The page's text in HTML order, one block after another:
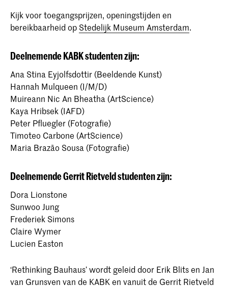
Kijk voor toegangsprijzen, openingstijden en
bereikbaarheid op Stedelijk Museum Amsterdam.
Deelnemende KABK studenten zijn:
Ana Stina Eyjolfsdottir (Beeldende Kunst)
Hannah Mulqueen (I/M/D)
Muireann Nic An Bheatha (ArtScience)
Kaya Hribsek (IAFD)
Peter Pfluegler (Fotografie)
Timoteo Carbone (ArtScience)
Maria Brazão Sousa (Fotografie)
Deelnemende Gerrit Rietveld studenten zijn:
Dora Lionstone
Sunwoo Jung
Frederiek Simons
Claire Wymer
Lucien Easton
‘Rethinking Bauhaus’ wordt geleid door Erik Blits en Jan
van Grunsven van de KABK en vanuit de Gerrit Rietveld